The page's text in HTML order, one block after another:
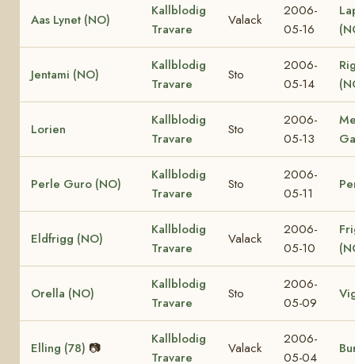
Aas Lynet (NO)
Kallblodig
Travare
Valack
2006-
05-16
Jentami (NO)
Kallblodig
Travare
Sto
2006-
05-14
Lorien
Kallblodig
Travare
Sto
2006-
05-13
Perle Guro (NO)
Kallblodig
Travare
Sto
2006-
05-11
Eldfrigg (NO)
Kallblodig
Travare
Valack
2006-
05-10
Orella (NO)
Kallblodig
Travare
Sto
2006-
05-09
Elling (78) 📷
Kallblodig
Travare
Valack
2006-
05-04